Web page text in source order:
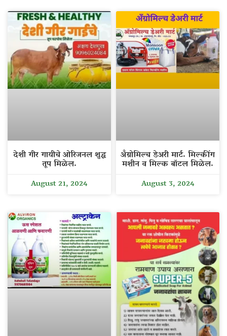
देशी गीर गायीचे ओरिजनल शुद्ध
तूप मिळेल.
August 21, 2024
अँग्रोमिल्च डेअरी मार्ट. मिल्कींग
मशीन व मिल्क बॉटल मिळेल.
August 3, 2024